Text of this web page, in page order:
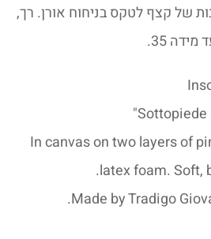
של קצף לטקס בניחוח אורן. רך,
35.
In canvas on two layers of
latex foam. Soft,
Made by Tradigo